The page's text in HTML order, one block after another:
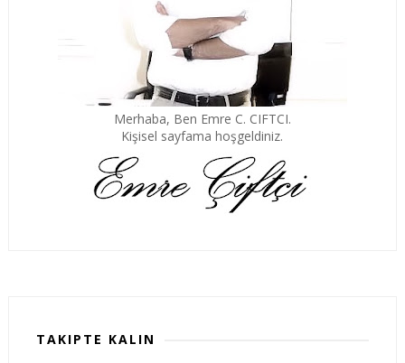
Merhaba, Ben Emre C. CIFTCI.
Kişisel sayfama hoşgeldiniz.
TAKIPTE KALIN